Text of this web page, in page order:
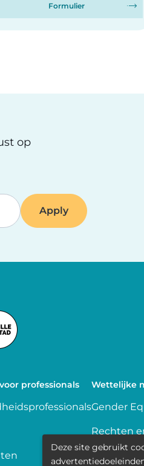
Formulier
op
professionals Wettelijke
Gender
Rechten
Delen van
Deze site gebruikt